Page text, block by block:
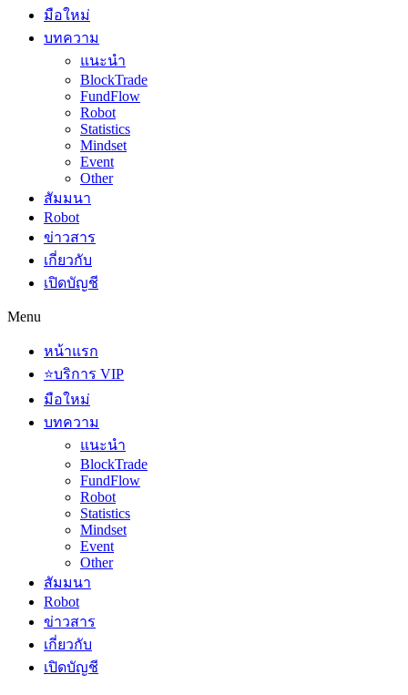
มือใหม่
บทความ
แนะนำ
BlockTrade
FundFlow
Robot
Statistics
Mindset
Event
Other
สัมมนา
Robot
ข่าวสาร
เกี่ยวกับ
เปิดบัญชี
Menu
หน้าแรก
⭐บริการ VIP
มือใหม่
บทความ
แนะนำ
BlockTrade
FundFlow
Robot
Statistics
Mindset
Event
Other
สัมมนา
Robot
ข่าวสาร
เกี่ยวกับ
เปิดบัญชี